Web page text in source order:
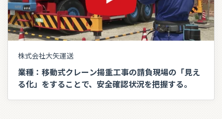
株式会社大矢運送
業種：移動式クレーン揚重工事の請負現場の「見え
る化」をすることで、安全確認状況を把握する。